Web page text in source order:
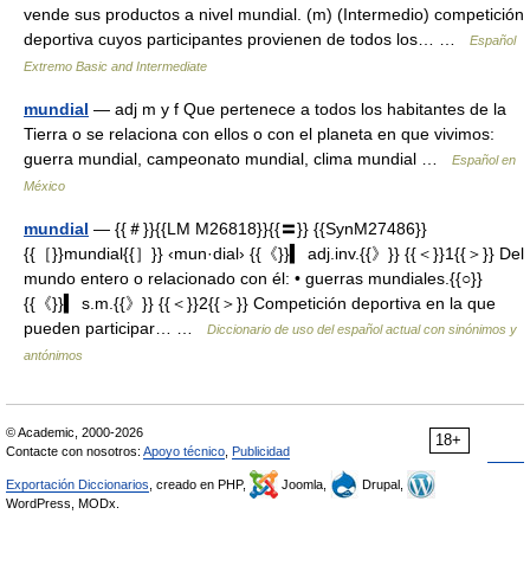
vende sus productos a nivel mundial. (m) (Intermedio) competición
deportiva cuyos participantes provienen de todos los… …
Español
Extremo Basic and Intermediate
mundial — adj m y f Que pertenece a todos los habitantes de la
Tierra o se relaciona con ellos o con el planeta en que vivimos:
guerra mundial, campeonato mundial, clima mundial …
Español en
México
mundial — {{＃}}{{LM M26818}}{{〓}} {{SynM27486}}
{{［}}mundial{{］}} ‹mun·dial› {{《}}▍ adj.inv.{{》}} {{＜}}1{{＞}} Del
mundo entero o relacionado con él: • guerras mundiales.{{○}}
{{《}}▍ s.m.{{》}} {{＜}}2{{＞}} Competición deportiva en la que
pueden participar… …
Diccionario de uso del español actual con sinónimos y
antónimos
18+
© Academic, 2000-2026
Contacte con nosotros: Apoyo técnico Publicidad
Exportación Diccionarios , creado en PHP, Joomla,
Drupal,
WordPress, MODx.